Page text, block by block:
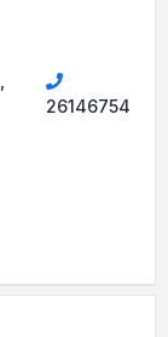
26146754